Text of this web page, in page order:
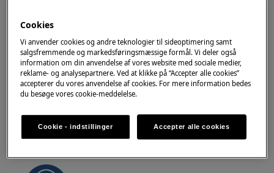
flytter dem. Brug altid sikkerhedshandsker og
tiden for at beskytte hænderne mod snitsår fra
skarpe kanter.
ADVARSEL!RISIKO FOR ØJENSKADE
Cookies
Vi anvender cookies og andre teknologier til sideoptimering samt
salgsfremmende og markedsføringsmæssige formål. Vi deler også
information om din anvendelse af vores website med sociale medier,
reklame- og analysepartnere. Ved at klikke på “Accepter alle cookies”
accepterer du vores anvendelse af cookies. For mere information bedes
du besøge vores cookie-meddelelse.
Cookie - indstillinger Accepter alle cookies